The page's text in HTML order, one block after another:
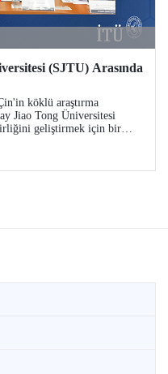
(SJTU) Arasında
köklü araştırma
Jiao Tong Üniversitesi
geliştirmek için bir